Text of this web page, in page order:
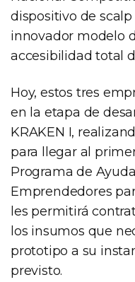
dispositivo de scalp
innovador modelo
accesibilidad total
Hoy, estos tres
en la etapa de
KRAKEN I,
para llegar al
Programa de
Emprendedores
les permitirá
los insumos que
prototipo a su
previsto.